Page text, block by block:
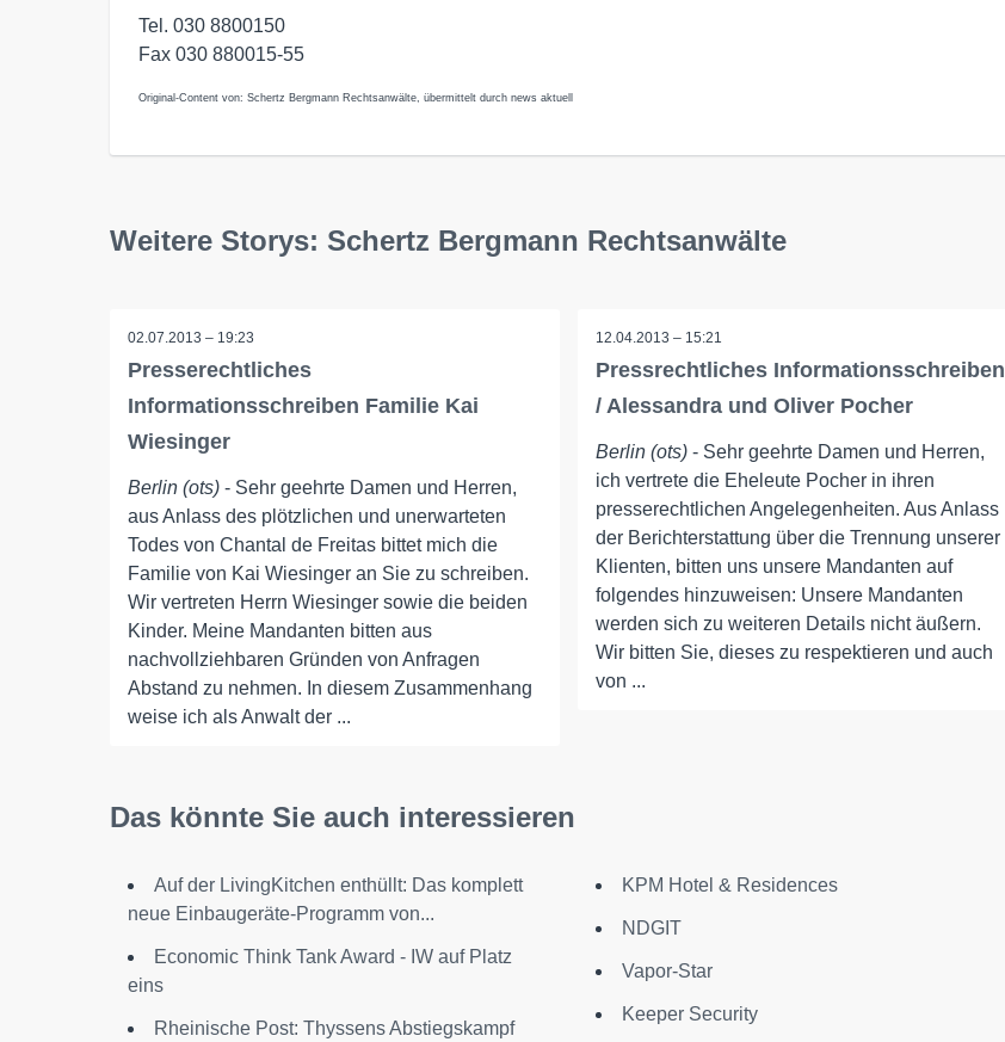
Tel. 030 8800150
Fax 030 880015-55
Original-Content von: Schertz Bergmann Rechtsanwälte, übermittelt durch news aktuell
Weitere Storys: Schertz Bergmann Rechtsanwälte
02.07.2013 – 19:23
Presserechtliches
Informationsschreiben Familie Kai
Wiesinger
Berlin (ots) - Sehr geehrte Damen und Herren,
aus Anlass des plötzlichen und unerwarteten
Todes von Chantal de Freitas bittet mich die
Familie von Kai Wiesinger an Sie zu schreiben.
Wir vertreten Herrn Wiesinger sowie die beiden
Kinder. Meine Mandanten bitten aus
nachvollziehbaren Gründen von Anfragen
Abstand zu nehmen. In diesem Zusammenhang
weise ich als Anwalt der ...
12.04.2013 – 15:21
Pressrechtliches Informationsschreiben
/ Alessandra und Oliver Pocher
Berlin (ots)- Sehr geehrte Damen und Herren,
ich vertrete die Eheleute Pocher in ihren
presserechtlichen Angelegenheiten. Aus Anlass
der Berichterstattung über die Trennung unserer
Klienten, bitten uns unsere Mandanten auf
folgendes hinzuweisen: Unsere Mandanten
werden sich zu weiteren Details nicht äußern.
Wir bitten Sie, dieses zu respektieren und auch
von ...
Das könnte Sie auch interessieren
Auf der LivingKitchen enthüllt: Das komplett
neue Einbaugeräte-Programm von...
Economic Think Tank Award - IW auf Platz
eins
Rheinische Post: Thyssens Abstiegskampf
KPM Hotel & Residences
NDGIT
Vapor-Star
Keeper Security